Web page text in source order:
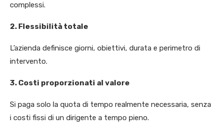
complessi.
2. Flessibilità totale
L’azienda definisce giorni, obiettivi, durata e perimetro di
intervento.
3. Costi proporzionati al valore
Si paga solo la quota di tempo realmente necessaria, senza
i costi fissi di un dirigente a tempo pieno.